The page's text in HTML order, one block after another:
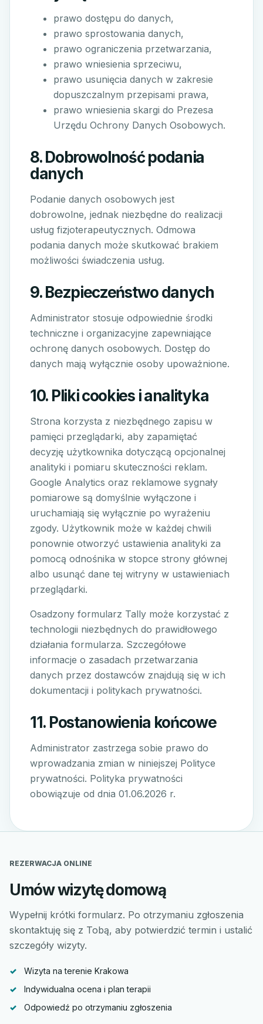
prawo dostępu do danych,
prawo sprostowania danych,
prawo ograniczenia przetwarzania,
prawo wniesienia sprzeciwu,
prawo usunięcia danych w zakresie
dopuszczalnym przepisami prawa,
prawo wniesienia skargi do Prezesa
Urzędu Ochrony Danych Osobowych.
8. Dobrowolność podania
danych
Podanie danych osobowych jest
dobrowolne, jednak niezbędne do realizacji
usług fizjoterapeutycznych. Odmowa
podania danych może skutkować brakiem
możliwości świadczenia usług.
9. Bezpieczeństwo danych
Administrator stosuje odpowiednie środki
techniczne i organizacyjne zapewniające
ochronę danych osobowych. Dostęp do
danych mają wyłącznie osoby upoważnione.
10. Pliki cookies i analityka
Strona korzysta z niezbędnego zapisu w
pamięci przeglądarki, aby zapamiętać
decyzję użytkownika dotyczącą opcjonalnej
analityki i pomiaru skuteczności reklam.
Google Analytics oraz reklamowe sygnały
pomiarowe są domyślnie wyłączone i
uruchamiają się wyłącznie po wyrażeniu
zgody. Użytkownik może w każdej chwili
ponownie otworzyć ustawienia analityki za
pomocą odnośnika w stopce strony głównej
albo usunąć dane tej witryny w ustawieniach
przeglądarki.
Osadzony formularz Tally może korzystać z
technologii niezbędnych do prawidłowego
działania formularza. Szczegółowe
informacje o zasadach przetwarzania
danych przez dostawców znajdują się w ich
dokumentacji i politykach prywatności.
11. Postanowienia końcowe
Administrator zastrzega sobie prawo do
wprowadzania zmian w niniejszej Polityce
prywatności. Polityka prywatności
obowiązuje od dnia 01.06.2026 r.
REZERWACJA ONLINE
Umów wizytę domową
Wypełnij krótki formularz. Po otrzymaniu zgłoszenia
skontaktuję się z Tobą, aby potwierdzić termin i ustalić
szczegóły wizyty.
Wizyta na terenie Krakowa
Indywidualna ocena i plan terapii
Odpowiedź po otrzymaniu zgłoszenia